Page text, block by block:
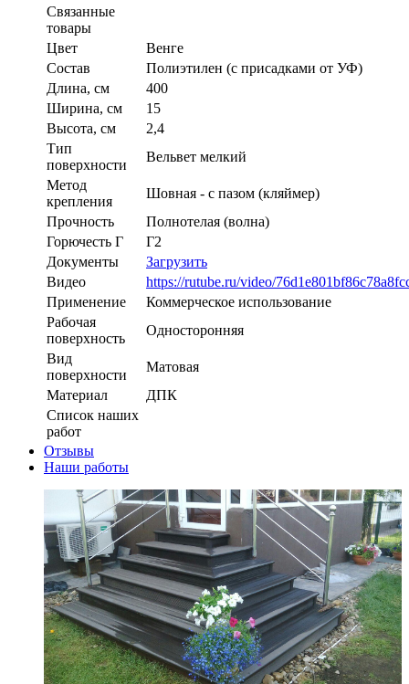
Связанные
товары
Цвет
Венге
Состав
Полиэтилен (с присадками от УФ)
Длина, см
400
Ширина, см
15
Высота, см
2,4
Тип
поверхности
Вельвет мелкий
Метод
крепления
Шовная - с пазом (кляймер)
Прочность
Полнотелая (волна)
Горючесть Г
Г2
Документы
Загрузить
Видео
https://rutube.ru/video/
Применение
Коммерческое использование
Рабочая
поверхность
Односторонняя
Вид
поверхности
Матовая
Материал
ДПК
Список наших
работ
Отзывы
Наши работы